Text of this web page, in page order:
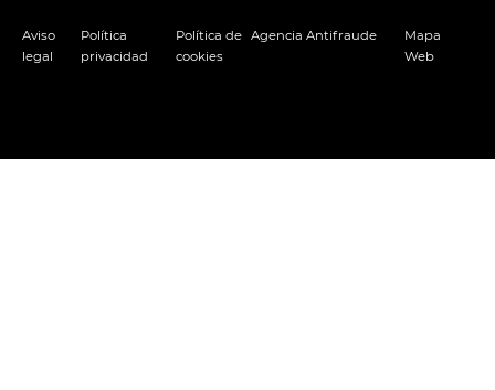
Aviso
legal
Política
privacidad
Política de
cookies
Agencia Antifraude
Mapa
Web